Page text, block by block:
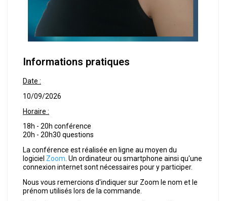
Informations pratiques
Date :
10/09/2026
Horaire :
18h - 20h conférence
20h - 20h30 questions
La conférence est réalisée en ligne au moyen du
logiciel Zoom. Un ordinateur ou smartphone ainsi qu'une
connexion internet sont nécessaires pour y participer.
Nous vous remercions d'indiquer sur Zoom le nom et le
prénom utilisés lors de la commande.